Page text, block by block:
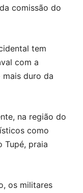
comissão do
tem
com a
duro da
na região do
como
Tupé, praia
os militares